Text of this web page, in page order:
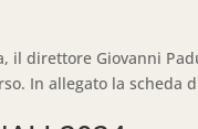
il direttore Giovanni
In allegato la scheda